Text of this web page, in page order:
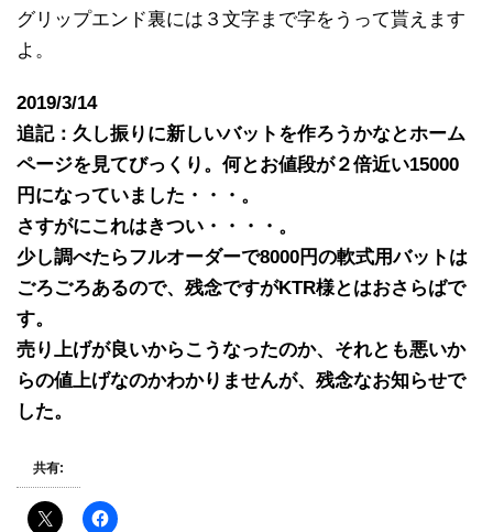
グリップエンド裏には３文字まで字をうって貰えます
よ。
2019/3/14
追記：久し振りに新しいバットを作ろうかなとホーム
ページを見てびっくり。何とお値段が２倍近い15000
円になっていました・・・。
さすがにこれはきつい・・・・。
少し調べたらフルオーダーで8000円の軟式用バットは
ごろごろあるので、残念ですがKTR様とはおさらばで
す。
売り上げが良いからこうなったのか、それとも悪いか
らの値上げなのかわかりませんが、残念なお知らせで
した。
共有: